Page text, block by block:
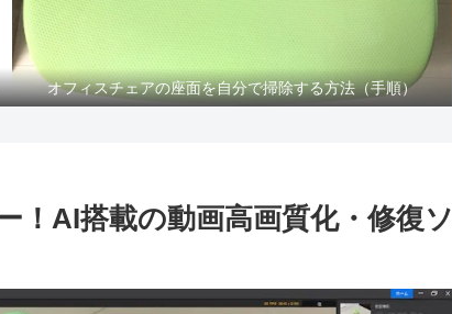
オフィスチェアの座面を自分で掃除する方法（手順）
AI搭載の動画高画質化・修復ソ